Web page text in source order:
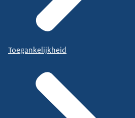
Toegankelijkheid